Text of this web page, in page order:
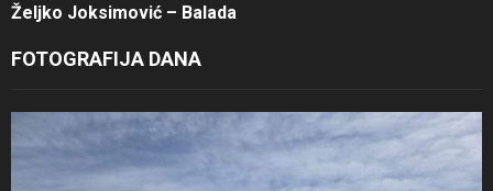
Željko Joksimović – Balada
FOTOGRAFIJA DANA